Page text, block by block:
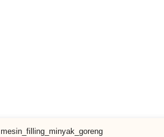
mesin_filling_minyak_goreng